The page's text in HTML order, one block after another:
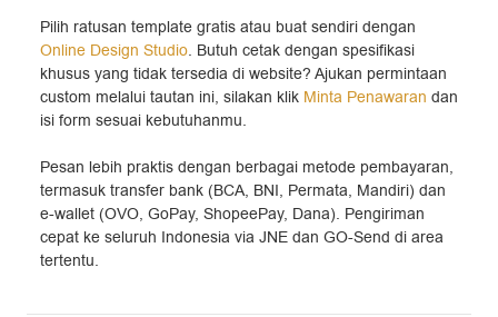
Pilih ratusan template gratis atau buat sendiri dengan
Online Design Studio. Butuh cetak dengan spesifikasi
khusus yang tidak tersedia di website? Ajukan permintaan
custom melalui tautan ini, silakan klik Minta Penawaran dan
isi form sesuai kebutuhanmu.
Pesan lebih praktis dengan berbagai metode pembayaran,
termasuk transfer bank (BCA, BNI, Permata, Mandiri) dan
e-wallet (OVO, GoPay, ShopeePay, Dana). Pengiriman
cepat ke seluruh Indonesia via JNE dan GO-Send di area
tertentu.